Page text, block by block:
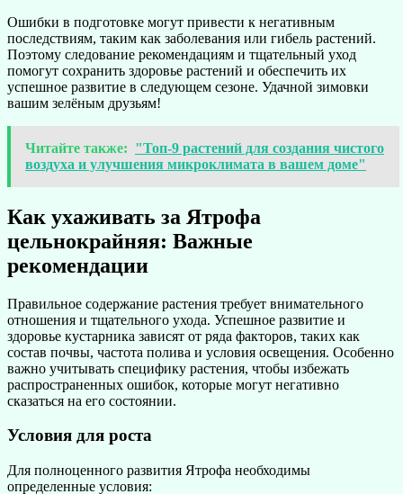
Ошибки в подготовке могут привести к негативным
последствиям, таким как заболевания или гибель растений.
Поэтому следование рекомендациям и тщательный уход
помогут сохранить здоровье растений и обеспечить их
успешное развитие в следующем сезоне. Удачной зимовки
вашим зелёным друзьям!
Читайте также: "Топ-9 растений для создания чистого
воздуха и улучшения микроклимата в вашем доме"
Как ухаживать за Ятрофа
цельнокрайняя: Важные
рекомендации
Правильное содержание растения требует внимательного
отношения и тщательного ухода. Успешное развитие и
здоровье кустарника зависят от ряда факторов, таких как
состав почвы, частота полива и условия освещения. Особенно
важно учитывать специфику растения, чтобы избежать
распространенных ошибок, которые могут негативно
сказаться на его состоянии.
Условия для роста
Для полноценного развития Ятрофа необходимы
определенные условия: